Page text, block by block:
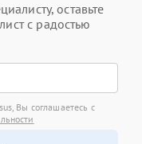
оставьте
с радостью
Вы соглашаетесь с